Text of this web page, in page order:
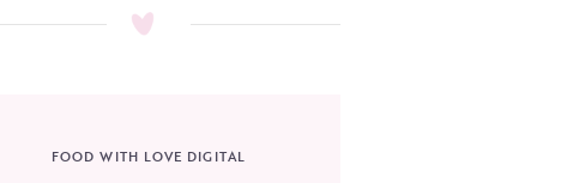
FOOD WITH LOVE DIGITAL